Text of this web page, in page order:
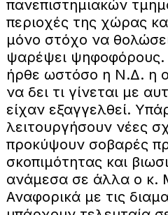
πανεπιστημιακών
περιοχές της χώρας
μόνο στόχο να
ψαρέψει ψηφοφόρους.
ήρθε ωστόσο η Ν.Δ. η
να δει τι γίνεται με
είχαν εξαγγελθεί.
λειτουργήσουν νέες
προκύψουν σοβαρές
σκοπιμότητας και
ανάμεσα σε άλλα ο κ.
Αναφορικά με τις